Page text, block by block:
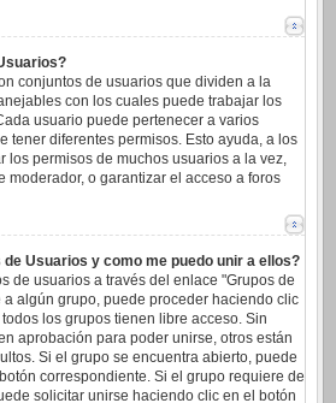
conjuntos de usuarios que dividen a la
con los cuales puede trabajar los
usuario puede pertenecer a varios
tener diferentes permisos. Esto ayuda, a los
los permisos de muchos usuarios a la vez,
moderador, o garantizar el acceso a foros
Usuarios y como me puedo unir a ellos?
de usuarios a través del enlace "Grupos de
a algún grupo, puede proceder haciendo clic
los grupos tienen libre acceso. Sin
aprobación para poder unirse, otros están
Si el grupo se encuentra abierto, puede
correspondiente. Si el grupo requiere de
solicitar unirse haciendo clic en el botón